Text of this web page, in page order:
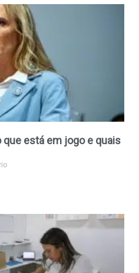
que está em jogo e quais